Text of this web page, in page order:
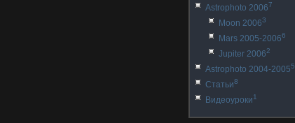
Astrophoto 20067
Moon 20063
Mars 2005-20066
Jupiter 20062
Astrophoto 2004-20055
Статьи8
Видеоуроки1